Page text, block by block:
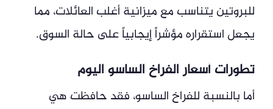
للبروتين يتناسب مع ميزانية أغلب العائلات، مما
يجعل استقراره مؤشراً إيجابياً على حالة السوق.
تطورات أسعار الفراخ الساسو اليوم
أما بالنسبة للفراخ الساسو، فقد حافظت هي